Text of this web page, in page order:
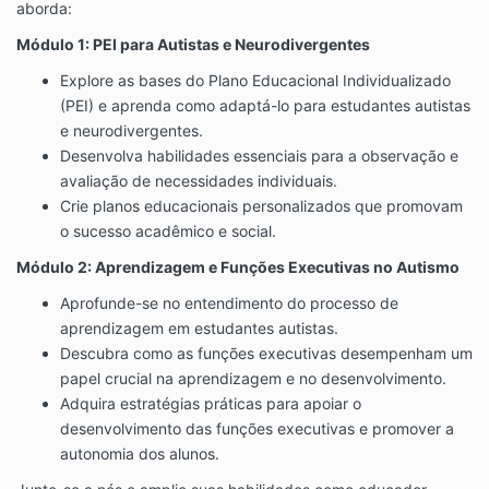
3.1 Ao usar a plataforma do curso, você
concorda em se comportar de maneira
responsável e ética, respeitando as leis
aplicáveis, os direitos de terceiros e as políticas
da plataforma.
3.2 É proibido o uso da plataforma para
publicar, transmitir ou compartilhar informações
que sejam falsas, difamatórias, injuriosas,
discriminatórias, obscenas, ofensivas,
violem qualquer lei ou regulamentação
aplicável.
Isenção de responsabilidade:
4.1 O conteúdo do curso é fornecido apenas
para fins educacionais e informativos e não
constitui aconselhamento médico ou jurídico.
4.2 O detentor dos direitos autorais não se
responsabiliza por quaisquer danos, prejuízos
ou perdas decorrentes do uso ou
aborda:
Módulo 1: PEI para Autistas e Neurodivergentes
Explore as bases do Plano Educacional Individualizado
(PEI) e aprenda como adaptá-lo para estudantes autistas
e neurodivergentes.
Desenvolva habilidades essenciais para a observação e
avaliação de necessidades individuais.
Crie planos educacionais personalizados que promovam
o sucesso acadêmico e social.
Módulo 2: Aprendizagem e Funções Executivas no Autismo
Aprofunde-se no entendimento do processo de
aprendizagem em estudantes autistas.
Descubra como as funções executivas desempenham um
papel crucial na aprendizagem e no desenvolvimento.
Adquira estratégias práticas para apoiar o
desenvolvimento das funções executivas e promover a
autonomia dos alunos.